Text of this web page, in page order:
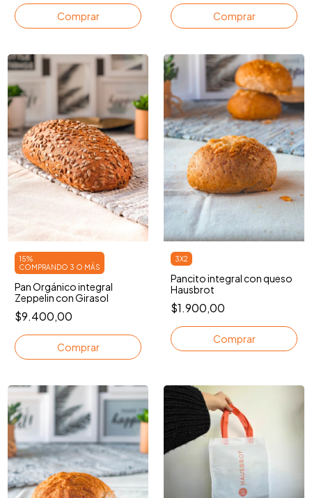
Comprar Comprar
15%
COMPRANDO 3 O MÁS
Pan Orgánico integral
Zeppelin con Girasol
$9.400,00
Comprar
3X2
Pancito integral con queso
Hausbrot
$1.900,00